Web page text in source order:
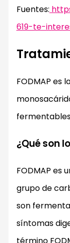
Fuentes:
619-te-
FODMAP es
¿Qué son
FODMAP es
grupo de
son
síntomas
término